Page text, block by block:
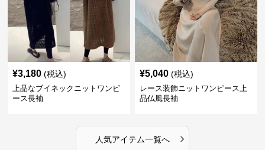
¥3,180 (税込)
上品なブイネックニットワンピ
ース長袖
¥5,040 (税込)
レース装飾ニットワンピース上
品仏風長袖
人気アイテム一覧へ ›